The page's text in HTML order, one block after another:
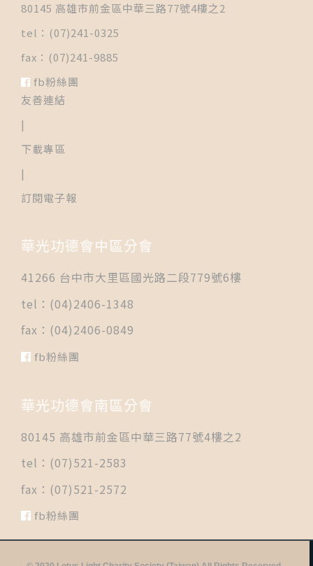
80145 高雄市前金區中華三路77號4樓之2
tel：(07)241-0325
fax：(07)241-9885
fb粉絲團
友善連結
|
下載專區
|
訂閱電子報
華光功德會中區分會
41266 台中市大里區國光路二段779號6樓
tel：(04)2406-1348
fax：(04)2406-0849
fb粉絲團
華光功德會南區分會
80145 高雄市前金區中華三路77號4樓之2
tel：(07)521-2583
fax：(07)521-2572
fb粉絲團